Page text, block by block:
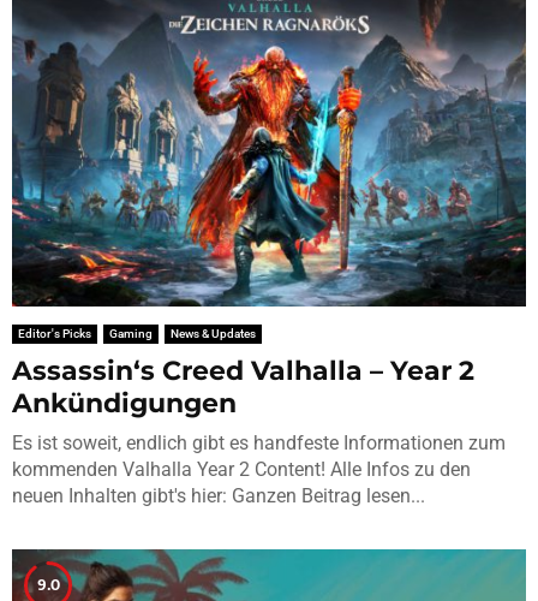
Editor's Picks Gaming News & Updates
Assassin‘s Creed Valhalla – Year 2
Ankündigungen
Es ist soweit, endlich gibt es handfeste Informationen zum
kommenden Valhalla Year 2 Content! Alle Infos zu den
neuen Inhalten gibt's hier: Ganzen Beitrag lesen...
9.0